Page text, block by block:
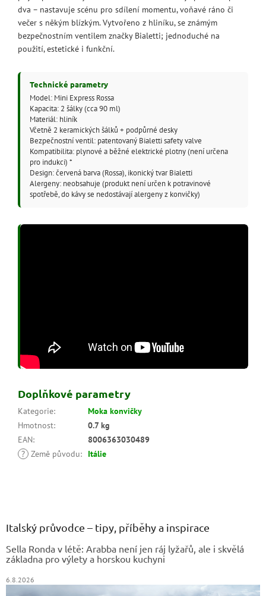
dva – nastavuje scénu pro sdílení momentu, voňavé ráno či
večer s někým blízkým. Vytvořeno z hliníku, se známým
bezpečnostním ventilem značky Bialetti; jednoduché na
použití, estetické i funkční.
Technické parametry
Model: Mini Express Rossa
Kapacita: 2 šálky (cca 90 ml)
Materiál: hliník
Včetně 2 keramických šálků + podpůrné desky
Bezpečnostní ventil: patentovaný Bialetti safety valve
Kompatibilita: plynové a běžné elektrické plotny (není určena
pro indukci) *
Design: červená barva (Rossa), ikonický tvar Bialetti
Alergeny: neobsahuje (produkt není určen k potravinové
spotřebě, do kávy se nedostávají alergeny z konvičky)
Doplňkové parametry
Kategorie:
Moka konvičky
Hmotnost:
0.7 kg
EAN:
8006363030489
? Země původu: Itálie
Italský průvodce – tipy, příběhy a inspirace
Sella Ronda v létě: Arabba není jen ráj lyžařů, ale i skvělá
základna pro výlety a horskou kuchyni
6.8.2026